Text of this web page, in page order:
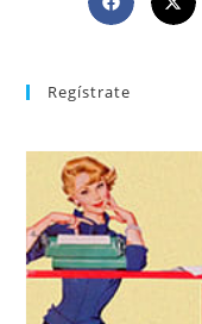
Regístrate